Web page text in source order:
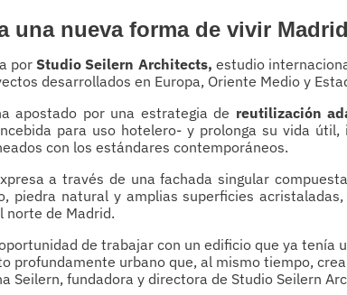
una nueva forma de vivir Madrid
porStudio Seilern Architects,estudio
desarrollados en Europa, Oriente Medio y
apostado por una estrategia de reutilización
para uso hotelero- y prolonga su vida útil,
con los estándares contemporáneos.
a través de una fachada singular
piedra natural y amplias superficies acristaladas,
norte de Madrid.
de trabajar con un edificio que ya tenía
profundamente urbano que, al mismo tiempo, crea
Seilern, fundadora y directora de Studio Seilern